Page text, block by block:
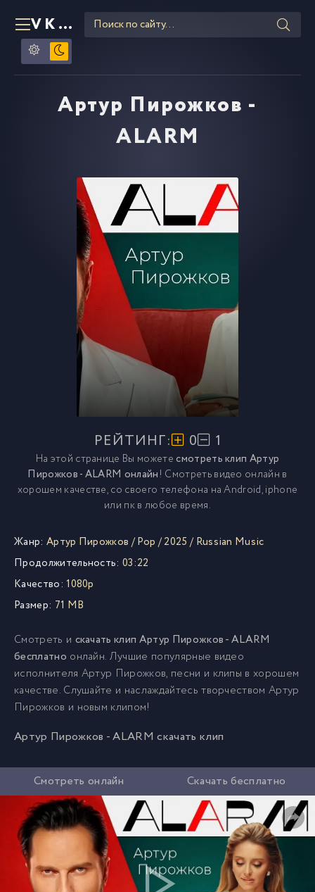
VKLIPE RU
Артур Пирожков -
ALARM
РЕЙТИНГ: 0 1
На этой странице Вы можетесмотреть клип Артур
Пирожков - ALARM онлайн! Смотреть видео онлайн в
хорошем качестве, со своего телефона на Android, iphone
или пк в любое время.
Жанр: Артур Пирожков /Pop /2025 / Russian Music
Продолжительность: 03:22
Качество: 1080p
Размер: 71 MB
Смотреть и скачать клип Артур Пирожков - ALARM
бесплатно онлайн. Лучшие популярные видео
исполнителя Артур Пирожков, песни и клипы в хорошем
качестве. Слушайте и наслаждайтесь творчеством Артур
Пирожков и новым клипом!
Артур Пирожков - ALARM скачать клип
Смотреть онлайн Скачать бесплатно